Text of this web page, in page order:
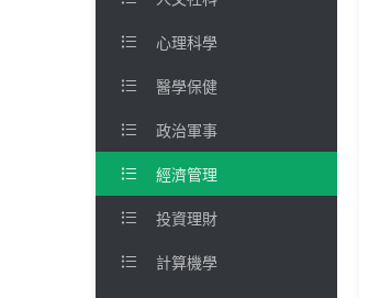
 心理科學
 醫學保健
 政治軍事
 經濟管理
 投資理財
 計算機學